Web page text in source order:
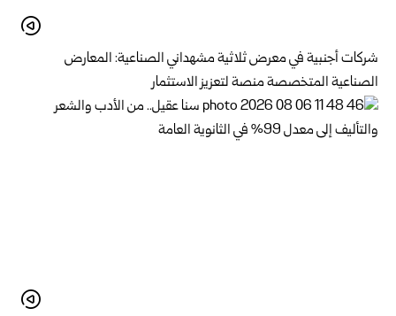
شركات أجنبية في معرض ثلاثية مشهداني الصناعية: المعارض
الصناعية المتخصصة منصة لتعزيز الاستثمار